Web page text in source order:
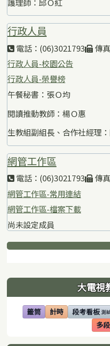
行政人員
電話：(06)3021793
傳
行政人員-校園公告
行政人員-榮譽榜
午餐秘書：張Ｏ均
閱讀推動教師：楊Ｏ惠
生教組副組長、合作社經理
網管工作區
電話：(06)3021793
傳
網管工作區-常用連結
網管工作區-檔案下載
尚未設定成員
下中區域內容
左邊區域內容 大電視
籤筒
(另開視窗)
計時
(另開視窗)段考看板 測
(另開視窗)
多
(另